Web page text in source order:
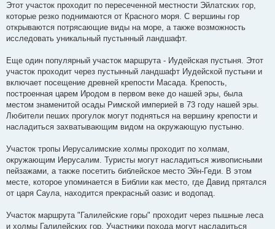
Этот участок проходит по пересеченной местности Эйлатских гор,
которые резко поднимаются от Красного моря. С вершины гор
открываются потрясающие виды на море, а также возможность
исследовать уникальный пустынный ландшафт.
Еще один популярный участок маршрута - Иудейская пустыня. Этот
участок проходит через пустынный ландшафт Иудейской пустыни и
включает посещение древней крепости Масада. Крепость,
построенная царем Иродом в первом веке до нашей эры, была
местом знаменитой осады Римской империей в 73 году нашей эры.
Любители пеших прогулок могут подняться на вершину крепости и
насладиться захватывающим видом на окружающую пустыню.
Участок тропы Иерусалимские холмы проходит по холмам,
окружающим Иерусалим. Туристы могут насладиться живописными
пейзажами, а также посетить библейское место Эйн-Геди. В этом
месте, которое упоминается в Библии как место, где Давид прятался
от царя Саула, находится прекрасный оазис и водопад.
Участок маршрута "Галилейские горы" проходит через пышные леса
и холмы Галилейских гор. Участники похода могут насладиться